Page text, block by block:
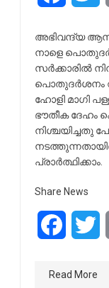
അഭിവന്ദ്യ
നാളെ
സർക്കാരിൽ
പൊതുദർശനം
ഹോളി മാഗി
ഭൗതീക ദേഹം
നിശ്ചയിച്ചതു
പ്രാർത്ഥിക്കാം.
Share News
Read More